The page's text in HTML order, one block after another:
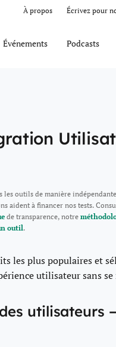
À propos Écrivez pour
Événements Podcasts
les outils de manière
aident à financer nos tests.
de transparence, notre
outil.
les plus populaires et
utilisateur sans se
utilisateurs